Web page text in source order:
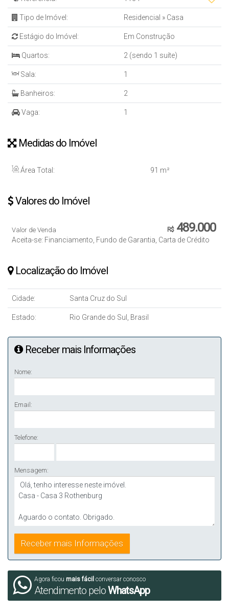
Tipo de Imóvel: Residencial » Casa
Estágio do Imóvel: Em Construção
Quartos: 2 (sendo 1 suíte)
Sala: 1
Banheiros: 2
Vaga: 1
Medidas do Imóvel
Área Total: 91 m²
Valores do Imóvel
R$489.000
Valor de Venda
Aceita-se: Financiamento, Fundo de Garantia, Carta de Crédito
Localização do Imóvel
Cidade: Santa Cruz do Sul
Estado: Rio Grande do Sul, Brasil
Receber mais Informações
Nome:
Email:
Telefone:
Mensagem:
Agora ficou mais fácil conversar conosco
Atendimento peloWhatsApp